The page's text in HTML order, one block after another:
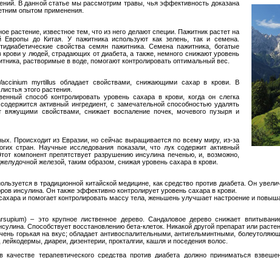
В данной статье мы рассмотрим травы, чья эффективность доказана
опытом применения.
растение, известное тем, что из него делают специи. Пажитник растет на
Европы до Китая. У пажитника используют как зелень, так и семена.
свойства семян пажитника. Семена пажитника, богатые
у людей, страдающих от диабета, а также, немного снижают уровень
растворимые в воде, помогают контролировать оптимальный вес.
myrtillus обладает свойствами, снижающими сахар в крови. В
этого растения.
способ контролировать уровень сахара в крови, когда он слегка
активный ингредиент, с замечательной способностью удалять
вяжущими свойствами, снижает воспаление почек, мочевого пузыря и
Происходит из Евразии, но сейчас выращивается по всему миру, из-за
стран. Научные исследования показали, что лук содержит активный
компонент препятствует разрушению инсулина печенью, и, возможно,
железой, таким образом, снижая уровень сахара в крови.
в традиционной китайской медицине, как средство против диабета. Он
инсулина. Он также эффективно контролирует уровень сахара в крови.
и помогает контролировать массу тела, женьшень улучшает настроение и
– это крупное лиственное дерево. Сандаловое дерево снижает
Способствует восстановлению бета-клеток. Никакой другой препарат или
горькая на вкус; обладает антивоспалительными, антигельминтными,
диареи, дизентерии, прокталгии, кашля и поседения волос.
терапевтического средства против диабета должно приниматься